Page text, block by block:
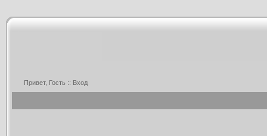
Привет, Гость :: Вход